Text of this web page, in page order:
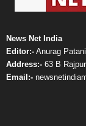
News Net India
Editor:- Anurag Patani
Address:- 63 B
Email:-